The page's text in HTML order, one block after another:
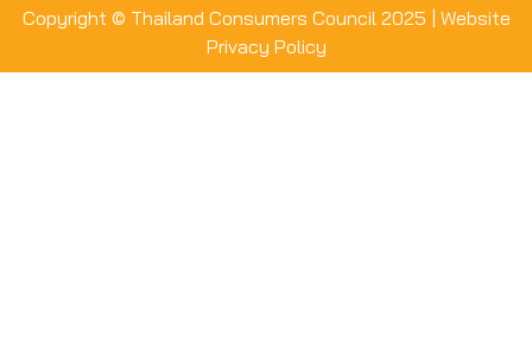
Copyright © Thailand Consumers Council 2025 | Website
Privacy Policy